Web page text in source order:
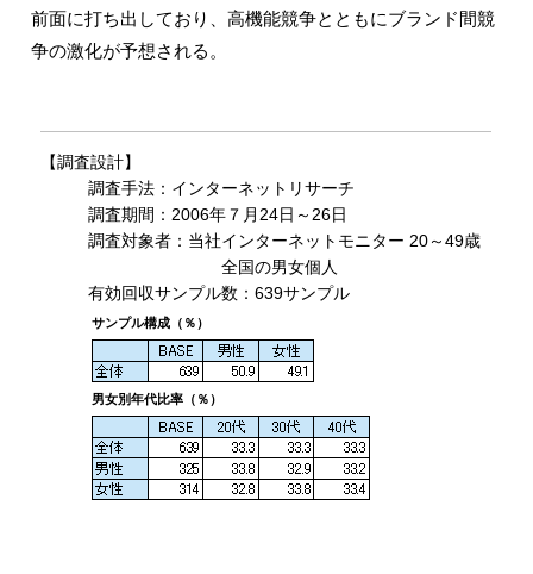
前面に打ち出しており、高機能競争とともにブランド間競
争の激化が予想される。
【調査設計】
調査手法：インターネットリサーチ
調査期間：2006年７月24日～26日
調査対象者：当社インターネットモニター 20～49歳
全国の男女個人
有効回収サンプル数：639サンプル
サンプル構成（％）
男女別年代比率（％）